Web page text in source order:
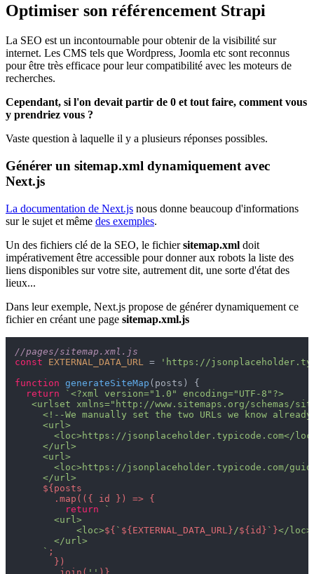
Optimiser son référencement Strapi
La SEO est un incontournable pour obtenir de la visibilité sur
internet. Les CMS tels que Wordpress, Joomla etc sont reconnus
pour être très efficace pour leur compatibilité avec les moteurs de
recherches.
Cependant, si l'on devait partir de 0 et tout faire, comment vous
y prendriez vous ?
Vaste question à laquelle il y a plusieurs réponses possibles.
Générer un sitemap.xml dynamiquement avec
Next.js
La documentation de Next.js nous donne beaucoup d'informations
sur le sujet et même des exemples.
Un des fichiers clé de la SEO, le fichiersitemap.xml doit
impérativement être accessible pour donner aux robots la liste des
liens disponibles sur votre site, autrement dit, une sorte d'état des
lieux...
Dans leur exemple, Next.js propose de générer dynamiquement ce
fichier en créant une page sitemap.xml.js
//pages/sitemap.xml.js
const
EXTERNAL_DATA_URL =
'https://
function generateSiteMap ( posts ) {
return
`<?xml version="1.0" encoding="UTF-8"?>
<urlset xmlns="http://www.sitemaps.org/schemas/
<!--We manually set the two URLs we know
     <url>
<loc>https://jsonplaceholder.typicode.com</
     </url>
     <url>
<loc>https://jsonplaceholder.typicode.com/
     </url>
${posts
       .map(({ id }) => {
return
`
       <url>
           <loc>
${ ` ${EXTERNAL_DATA_URL} /${id} ` }</loc>
       </url>
     `
;
       })